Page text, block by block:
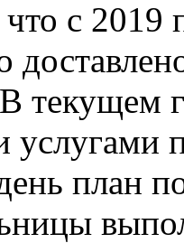
с 2019
текущем
услугами
план